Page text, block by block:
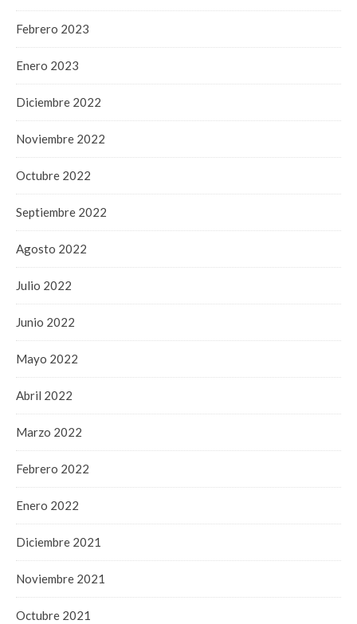
Febrero 2023
Enero 2023
Diciembre 2022
Noviembre 2022
Octubre 2022
Septiembre 2022
Agosto 2022
Julio 2022
Junio 2022
Mayo 2022
Abril 2022
Marzo 2022
Febrero 2022
Enero 2022
Diciembre 2021
Noviembre 2021
Octubre 2021